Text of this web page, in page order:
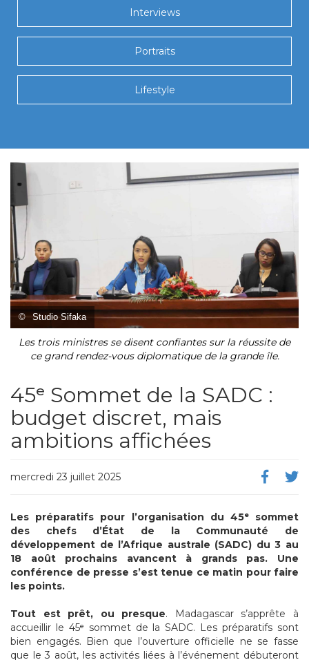
Interviews
Portraits
Lifestyle
© Studio Sifaka
Les trois ministres se disent confiantes sur la réussite de
ce grand rendez-vous diplomatique de la grande île.
45ᵉ Sommet de la SADC :
budget discret, mais
ambitions affichées
mercredi 23 juillet 2025
Les préparatifs pour l’organisation du 45ᵉ sommet
des chefs d’État de la Communauté de
développement de l’Afrique australe (SADC) du 3 au
18 août prochains avancent à grands pas. Une
conférence de presse s’est tenue ce matin pour faire
les points.
Tout est prêt, ou presque. Madagascar s’apprête à
accueillir le 45ᵉ sommet de la SADC. Les préparatifs sont
bien engagés. Bien que l’ouverture officielle ne se fasse
que le 3 août, les activités liées à l’événement débuteront